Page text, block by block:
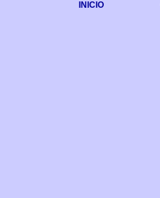
INICIO